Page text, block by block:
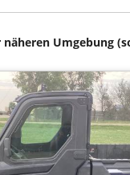
näheren Umgebung